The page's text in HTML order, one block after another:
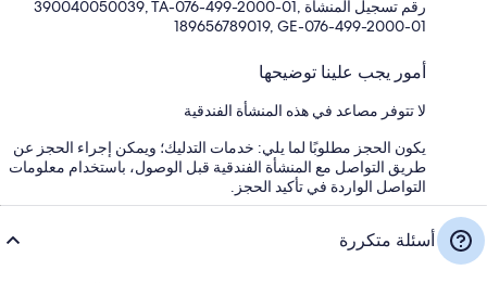
رقم تسجيل المنشأة ⁦390040050039, TA-076-499-2000-01,
189656789019, GE-076-499-2000-01⁩
أمور يجب علينا توضيحها
لا تتوفر مصاعد في هذه المنشأة الفندقية
يكون الحجز مطلوبًا لما يلي: خدمات التدليك؛ ويمكن إجراء الحجز عن
طريق التواصل مع المنشأة الفندقية قبل الوصول، باستخدام معلومات
التواصل الواردة في تأكيد الحجز.
أسئلة متكررة